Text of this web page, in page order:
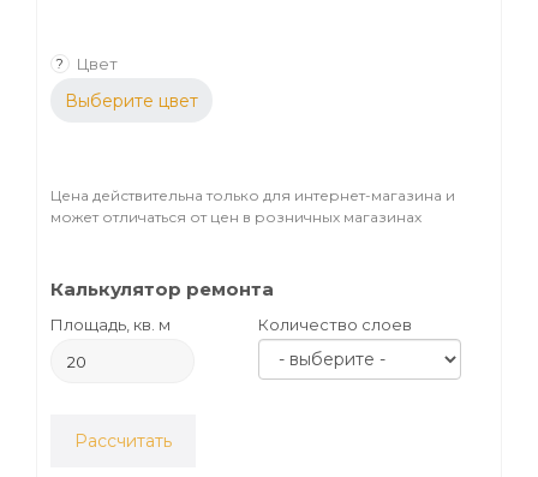
? Цвет
Выберите цвет
Цена действительна только для интернет-магазина и
может отличаться от цен в розничных магазинах
Калькулятор ремонта
Площадь, кв. м Количество слоев
Рассчитать